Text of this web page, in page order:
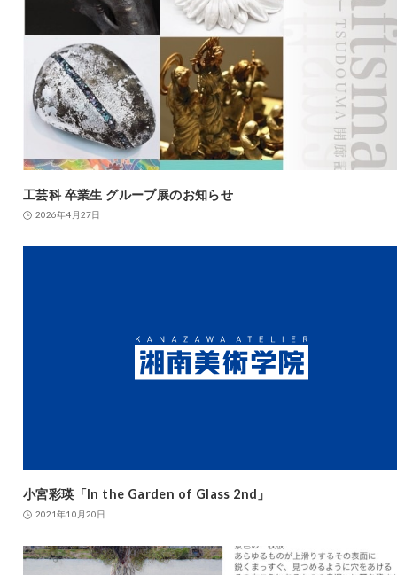
工芸科 卒業生 グループ展のお知らせ
2026年4月27日
小宮彩瑛「In the Garden of Glass 2nd」
2021年10月20日